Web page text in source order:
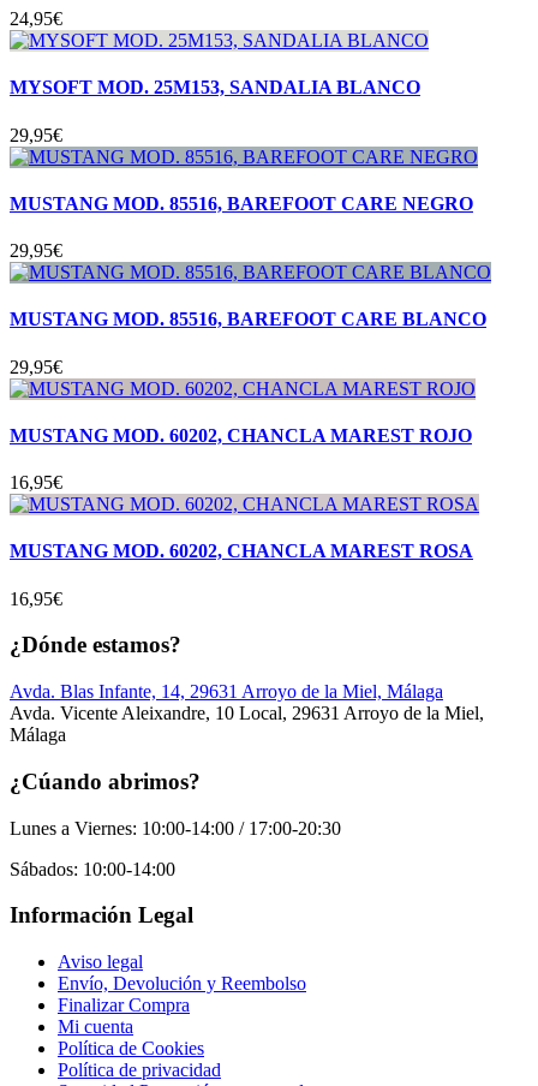
24,95€
MYSOFT MOD. 25M153, SANDALIA BLANCO
29,95€
MUSTANG MOD. 85516, BAREFOOT CARE NEGRO
29,95€
MUSTANG MOD. 85516, BAREFOOT CARE BLANCO
29,95€
MUSTANG MOD. 60202, CHANCLA MAREST ROJO
16,95€
MUSTANG MOD. 60202, CHANCLA MAREST ROSA
16,95€
¿Dónde estamos?
Avda. Blas Infante, 14, 29631 Arroyo de la Miel, Málaga
Avda. Vicente Aleixandre, 10 Local, 29631 Arroyo de la Miel,
Málaga
¿Cúando abrimos?
Lunes a Viernes: 10:00-14:00 / 17:00-20:30
Sábados: 10:00-14:00
Información Legal
Aviso legal
Envío, Devolución y Reembolso
Finalizar Compra
Mi cuenta
Política de Cookies
Política de privacidad